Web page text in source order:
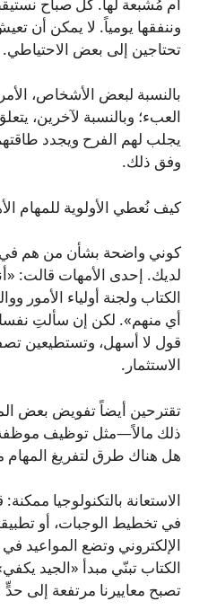
وننفقها يومياً. لا يمكن أن
تحتاجين إلى بعض الاحتياطي.
بالنسبة لبعض الأشخاص،
العبء؛ وبالنسبة لآخرين،
يجلب لهم الفرح ويجدد
وفق ذلك.
كيف نُعطي الأولوية للمهام
كوني واضحة بشأن من هم في
لديك. إحدى الأمهات قالت:
الكتاب ولجنة أولياء الأمور
أي منهم». لكن إن سألتِ
قول لا أسهل، وتستطيعين
الاستثمار.
تقترحين أيضاً تفويض بعض
ذلك مالاً—مثل توظيف
هل هناك طرق لتفريغ المهام
الاستعانة بالتكنولوجيا
في تخطيط الوجبات، أو
الإلكتروني وتضع المواعيد
الكتاب تبنّي مبدأ «الجيد
تصبح معاييرنا مرتفعة إلى حدٍّ